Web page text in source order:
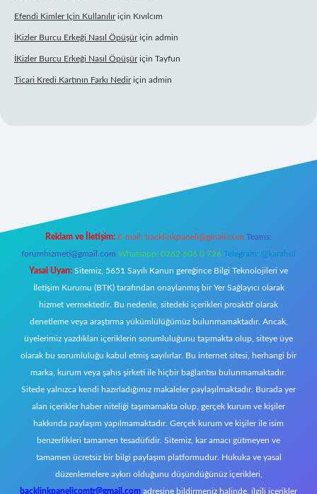
Efendi Kimler Için Kullanılıriçin Kıvılcım
İKizler Burcu Erkeği Nasıl Öpüşüriçin admin
İKizler Burcu Erkeği Nasıl Öpüşüriçin Tayfun
Ticari Kredi Kartının Farkı Nediriçin admin
Reklam ve İletişim: E-mail: backlinkpaneli@gmail.com Teams:
forumhizmeti@gmail.com Whatsapp: 0262 606 0 726 Telegram: @karabul
Yasal Uyarı: Sitemiz, 5651 Sayılı Kanun gereğince Bilgi Teknolojileri ve
İletişim Kurumu (BTK) tarafından onaylanmış bir Yer Sağlayıcı olarak
hizmet vermektedir. Bu nedenle, sitedeki içerikleri proaktif olarak
denetleme veya araştırma yükümlülüğümüz bulunmamaktadır. Ancak,
üyelerimiz yazdıkları içeriklerin sorumluluğunu taşımakta olup, siteye üye
olarak bu sorumluluğu kabul etmiş sayılırlar. Bu internet sitesi, herhangi bir
marka, kurum veya şahıs şirketi ile hiçbir bağlantısı bulunmamaktadır.
Sitede yalnızca kendi hazırladığımız makaleler paylaşılmaktadır. Burada yer
alan içerikler haber niteliği taşımamakta olup, gerçek kurum ve kişiler
hakkında paylaşım yapılmamaktadır. Gerçek kurum ve kişiler ile isim
benzerlikleri tamamen tesadüfidir. Sitemiz, kar amacı gütmeyen ve
tamamen ücretsiz bir bilgi paylaşım platformudur. Hukuka ve yasal
düzenlemelere aykırı olduğunu düşündüğünüz içerikleri,
backlinkpanelicomtr@gmail.com adresine bildirmeniz halinde, ilgili içerikler